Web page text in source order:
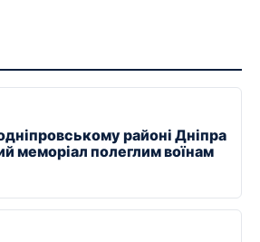
районі Дніпра
меморіал полеглим воїнам